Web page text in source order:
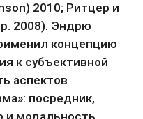
2010; Ритцер и
2008). Эндрю
концепцию
к субъективной
аспектов
посредник,